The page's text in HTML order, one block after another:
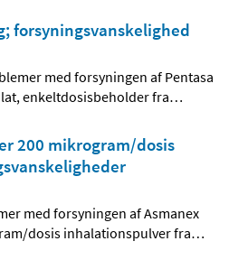
forsyningsvanskelighed
med forsyningen af Pentasa
enkeltdosisbeholder fra…
200 mikrogram/dosis
med forsyningen af Asmanex
dosis inhalationspulver fra…